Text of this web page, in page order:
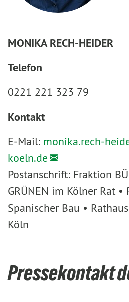
MONIKA RECH-HEIDER
Telefon
0221 221 323 79
Kontakt
E-Mail: monika.rech-
koeln.de
Postanschrift: Fraktion
GRÜNEN im Kölner Rat •
Spanischer Bau •
Köln
Pressekontakt